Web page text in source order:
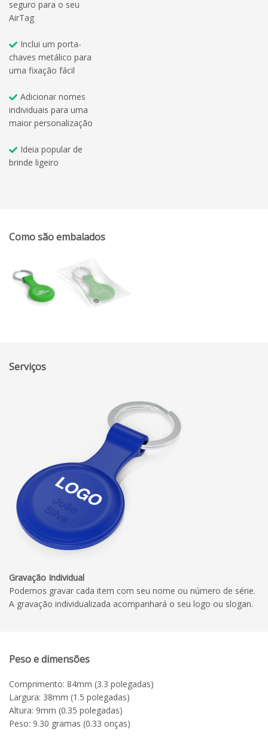
seguro para o seu
AirTag
Inclui um porta-
chaves metálico para
uma fixação fácil
Adicionar nomes
individuais para uma
maior personalização
Ideia popular de
brinde ligeiro
Como são embalados
Serviços
Gravação Individual
Podemos gravar cada item com seu nome ou número de série.
A gravação individualizada acompanhará o seu logo ou slogan.
Peso e dimensões
Comprimento: 84mm (3.3 polegadas)
Largura: 38mm (1.5 polegadas)
Altura: 9mm (0.35 polegadas)
Peso: 9.30 gramas (0.33 onças)